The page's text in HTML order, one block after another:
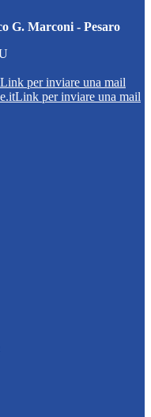
G. Marconi - Pesaro
Link per inviare una mail
Link per inviare una mail